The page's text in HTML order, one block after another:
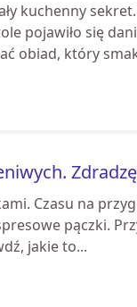
kuchenny
pojawiło się
obiad, który
Czasu na
pączki.
jakie to...